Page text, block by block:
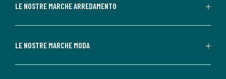
LE NOSTRE MARCHE ARREDAMENTO
LE NOSTRE MARCHE MODA